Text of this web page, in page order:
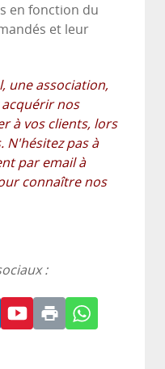
en fonction du
et leur
une association,
nos
à vos clients, lors
N'hésitez pas à
par email à
connaître nos
: